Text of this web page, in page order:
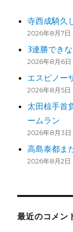
寺西成騎久
2026年8月7日
3連勝でき
2026年8月6日
エスピノー
2026年8月5日
太田椋手首
ームラン
2026年8月3日
高島泰都ま
2026年8月2日
最近のコメン